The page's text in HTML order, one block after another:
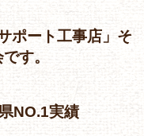
ポート工事店」そ
す。
NO.1実績